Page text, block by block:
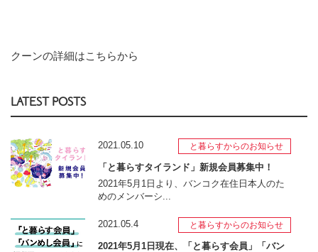
クーンの詳細はこちらから
LATEST POSTS
2021.05.10 と暮らすからのお知らせ
「と暮らすタイランド」新規会員募集中！
2021年5月1日より、バンコク在住日本人のた
めのメンバーシ...
2021.05.4 と暮らすからのお知らせ
2021年5月1日現在、「と暮らす会員」「バン